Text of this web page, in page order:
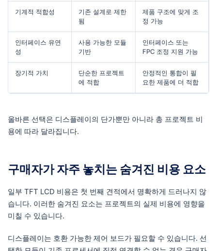
기계적 적합성
기존 설계로 제한
됨
제품 구조에 맞게 조
정 가능
인터페이스 유연
성
사용 가능한 모듈
기반
인터페이스 또는
FPC 조정 지원 가능
장기적 가치
단순한 프로젝트
에 적합
안정적인 통합이 필
요한 제품에 더 적합
올바른 선택은 디스플레이의 단가뿐만 아니라 총 프로젝트 비
용에 따라 달라집니다.
구매자가 자주 놓치는 숨겨진 비용 요소
일부 TFT LCD 비용은 첫 번째 견적에서 명확하게 드러나지 않
습니다. 이러한 숨겨진 요소는 프로젝트의 실제 비용에 영향을
미칠 수 있습니다.
디스플레이는 호환 가능한 제어 보드가 필요할 수 있습니다. 선